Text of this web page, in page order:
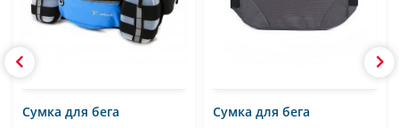
Сумка для бега Сумка для бега